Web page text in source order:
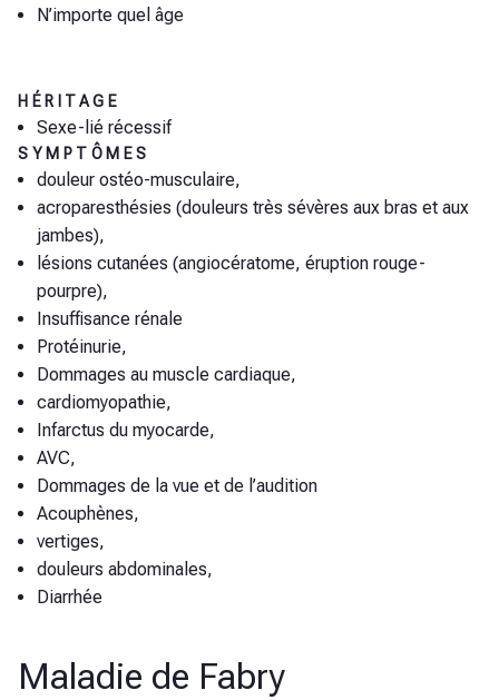
N’importe quel âge
HÉRITAGE
Sexe-lié récessif
SYMPTÔMES
douleur ostéo-musculaire,
acroparesthésies (douleurs très sévères aux bras et aux
jambes),
lésions cutanées (angiocératome, éruption rouge-
pourpre),
Insuffisance rénale
Protéinurie,
Dommages au muscle cardiaque,
cardiomyopathie,
Infarctus du myocarde,
AVC,
Dommages de la vue et de l’audition
Acouphènes,
vertiges,
douleurs abdominales,
Diarrhée
Maladie de Fabry